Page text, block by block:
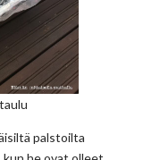
palstoilta